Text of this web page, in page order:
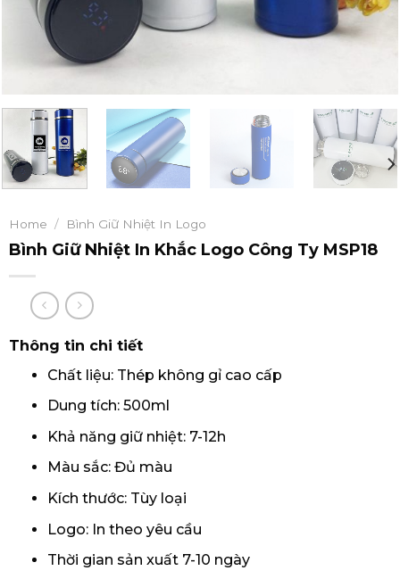
Home / Bình Giữ Nhiệt In Logo
Bình Giữ Nhiệt In Khắc Logo Công Ty MSP18
Thông tin chi tiết
Chất liệu: Thép không gỉ cao cấp
Dung tích: 500ml
Khả năng giữ nhiệt: 7-12h
Màu sắc: Đủ màu
Kích thước: Tùy loại
Logo: In theo yêu cầu
Thời gian sản xuất 7-10 ngày